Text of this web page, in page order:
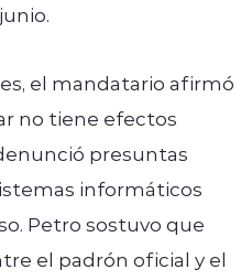
el mandatario afirmó
no tiene efectos
presuntas
informáticos
Petro sostuvo que
el padrón oficial y el